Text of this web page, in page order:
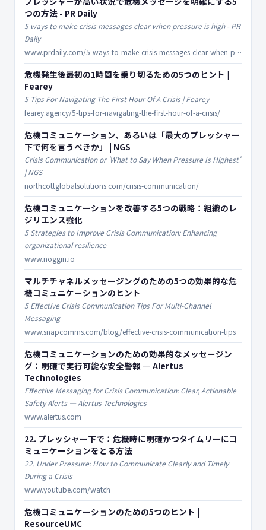
つの方法 - PR Daily
5 ways to make crisis messages clear when pressure is high - PR
Daily
www.prdaily.com/5-ways-to-make-crisis-messages-clear-when-pressure-is-high/
危機発生後最初の1時間を乗り切るための5つのヒント |
Fearey
5 Tips For Navigating The First Hour Of A Crisis | Fearey
fearey.agency/5-tips-for-navigating-the-first-hour-of-a-crisis/
危機コミュニケーション、あるいは「最大のプレッシャー
下で何を言うべきか」 | NGS
Crisis Communication or 'What to Say When Pressure Is Highest'
| NGS
northcottglobalsolutions.com/crisis-communication/
危機コミュニケーションを改善する5つの戦略：組織のレ
ジリエンス強化
5 Strategies to Improve Crisis Communication: Enhancing
organizational resilience
www.noggin.io
マルチチャネルメッセージングのための5つの効果的な危
機コミュニケーションのヒント
5 Effective Crisis Communication Tips For Multi-Channel
Messaging
www.snapcomms.com/blog/effective-crisis-communication-tips
危機コミュニケーションのための効果的なメッセージン
グ：明確で実行可能な安全警報 — Alertus
Technologies
Effective Messaging for Crisis Communication: Clear, Actionable
Safety Alerts — Alertus Technologies
www.alertus.com
22. プレッシャー下で：危機時に明確かつタイムリーにコ
ミュニケーションをとる方法
22. Under Pressure: How to Communicate Clearly and Timely
During a Crisis
www.youtube.com/watch
危機コミュニケーションのための5つのヒント |
ResourceUMC